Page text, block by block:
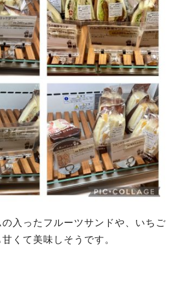
入ったフルーツサンドや、いちご
くて美味しそうです。
人気のキーワード
#光明池駅 #なかもず駅#深井駅#ランチ#カフェ